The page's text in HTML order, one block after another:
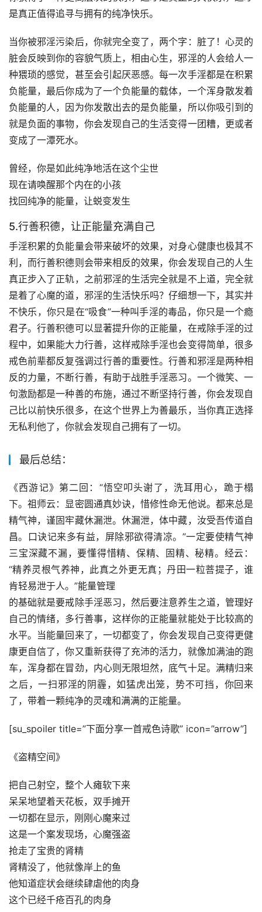
是真正值得追寻与拥有的纯净快乐。
当你被邪淫污染后，你就完全变了，两个字：脏了！心灵的
脏会反映到你的容貌气质上，相由心生，邪淫的人会给人一
种猥琐的感觉，甚至会引起厌恶感。每一次手淫都是在积累
负能量，最后你成为了一个负能量的载体，一个浑身散发着
负能量的人，因为你发散出去的是负能量，所以你吸引到的
就是负面的事物，你会发现自己的生活变得一团糟，更或者
变成了一潭死水。
曾经，你是如此纯净地活在这个尘世
现在请唤醒那个内在的小孩
找回纯净的能量，让蜕变发生
5.行善积德，让正能量充满自己
手淫积累的负能量会带来破坏的效果，对身心健康也极其不
利，而行善积德则会带来相反的效果，你会发现自己的人生
真正步入了正轨，之前邪淫的生活完全就是不上道，完全就
是着了心魔的道，邪淫的生活快乐吗？仔细想一下，其实并
不快乐，你只是在“吸食”一种叫手淫的毒品，你只是一个瘾
君子。行善积德可以显著提升你的正能量，在戒除手淫的过
程中，如果能大力行善，这样戒除手淫也会变得简单，很多
戒色前辈都反复强调过行善的重要性。行善和邪淫是两种相
反的力量，不断行善，有助于战胜手淫恶习。一个微笑、一
句激励都是一种善的布施，通过不断坚持行善，你会发现自
己比以前快乐很多，在这个世界上为善最乐，当你真正选择
无私利他了，你就会发现自己拥有了一切。
最后总结：
《西游记》第二回：“悟空叩头谢了，洗耳用心，跪于榻
下。祖师云：显密圆通真妙诀，惜修性命无他说。都来总是
精气神，谨固牢藏休漏泄。休漏泄，体中藏，汝受吾传道自
昌。口诀记来多有益，屏除邪欲得清凉。”一定要使精气神
三宝深藏不漏，要懂得惜精、保精、固精、秘精。经云：
“精养灵根气养神，此真之外更无真；丹田一粒菩提子，谁
肯轻易泄于人。”能量管理
的基础就是要戒除手淫恶习，然后要注意养生之道，管理好
自己的情绪，多行善事，这样你的正能量就能处于比较高的
水平。当能量回来了，一切都变了，你会发现自己变得更健
康更自信了，你又重新获得了充沛的活力，就像加满油的跑
车，浑身都在冒劲，内心则无限坦然，底气十足。满精归来
之后，一扫邪淫的阴霾，如猛虎出笼，势不可挡，你回来
了，带着一颗纯净的灵魂和满满的正能量。
[su_spoiler title=”下面分享一首戒色诗歌” icon=”arrow”]
《盗精空间》
把自己射空，整个人瘫软下来
呆呆地望着天花板，双手摊开
一切都在显示，刚刚心魔来过
这是一个案发现场，心魔强盗
抢走了宝贵的肾精
肾精没了，他就像岸上的鱼
他知道症状会继续肆虐他的肉身
这个已经千疮百孔的肉身